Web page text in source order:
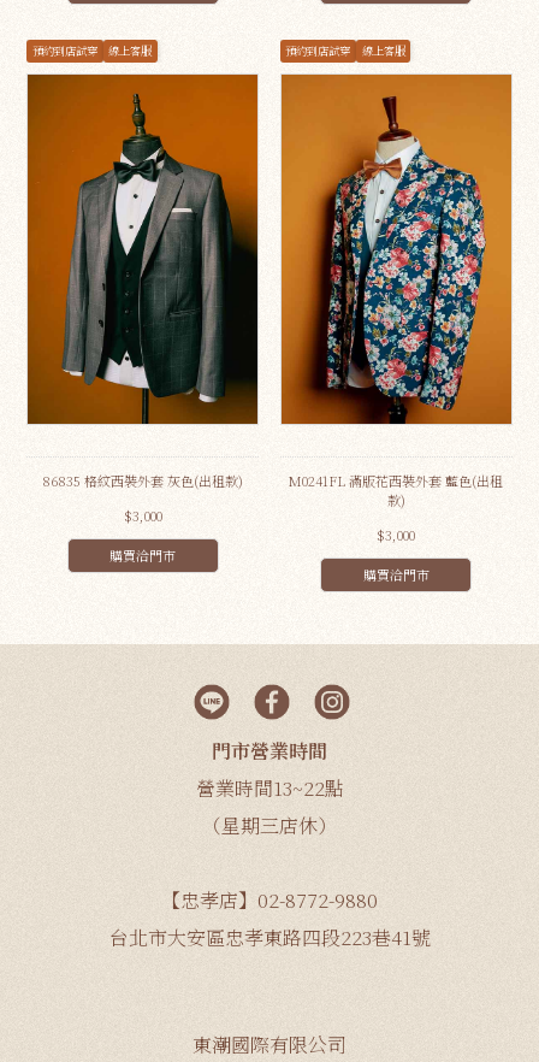
預約到店試穿 線上客服
86835 格紋西裝外套 灰色(出租款)
$3,000
購買洽門市
預約到店試穿 線上客服
M0241FL 滿版花西裝外套 藍色(出租
款)
$3,000
購買洽門市
門市營業時間
營業時間13~22點
（星期三店休）
【忠孝店】02-8772-9880
台北市大安區忠孝東路四段223巷41號
東潮國際有限公司